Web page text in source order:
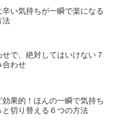
辛い気持ちが一瞬で楽になる
法
せで、絶対してはいけない７
合わせ
効果的！ほんの一瞬で気持ち
と切り替える６つの方法